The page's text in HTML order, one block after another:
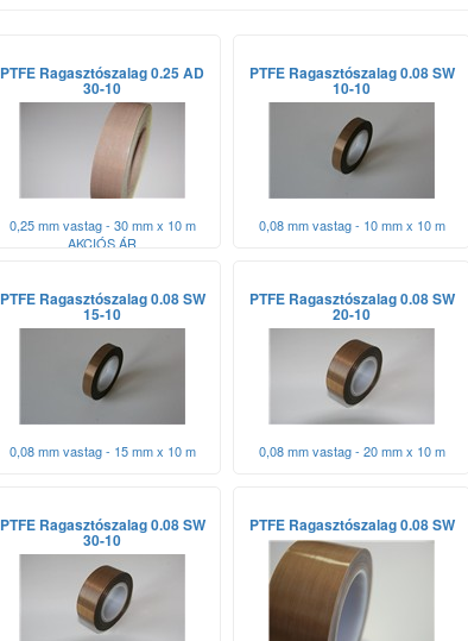
PTFE Ragasztószalag 0.25 AD
30-10
0,25 mm vastag - 30 mm x 10 m
AKCIÓS ÁR
PTFE Ragasztószalag 0.08 SW
10-10
0,08 mm vastag - 10 mm x 10 m
PTFE Ragasztószalag 0.08 SW
15-10
0,08 mm vastag - 15 mm x 10 m
PTFE Ragasztószalag 0.08 SW
20-10
0,08 mm vastag - 20 mm x 10 m
PTFE Ragasztószalag 0.08 SW
30-10
PTFE Ragasztószalag 0.08 SW